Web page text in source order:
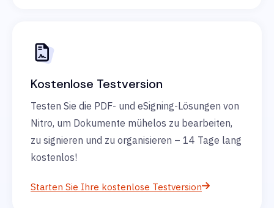
Kostenlose Testversion
Testen Sie die PDF- und eSigning-Lösungen von
Nitro, um Dokumente mühelos zu bearbeiten,
zu signieren und zu organisieren – 14 Tage lang
kostenlos!
Starten Sie Ihre kostenlose Testversion